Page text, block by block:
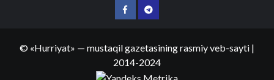
FacebookTelegram
© «Hurriyat» — mustaqil gazetasining rasmiy veb-sayti |
2014-2024